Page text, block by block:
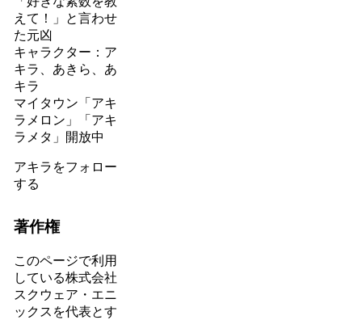
えて！」と言わせ
た元凶
キャラクター：ア
キラ、あきら、あ
キラ
マイタウン「アキ
ラメロン」「アキ
ラメタ」開放中
アキラをフォロー
する
著作権
このページで利用
している株式会社
スクウェア・エニ
ックスを代表とす